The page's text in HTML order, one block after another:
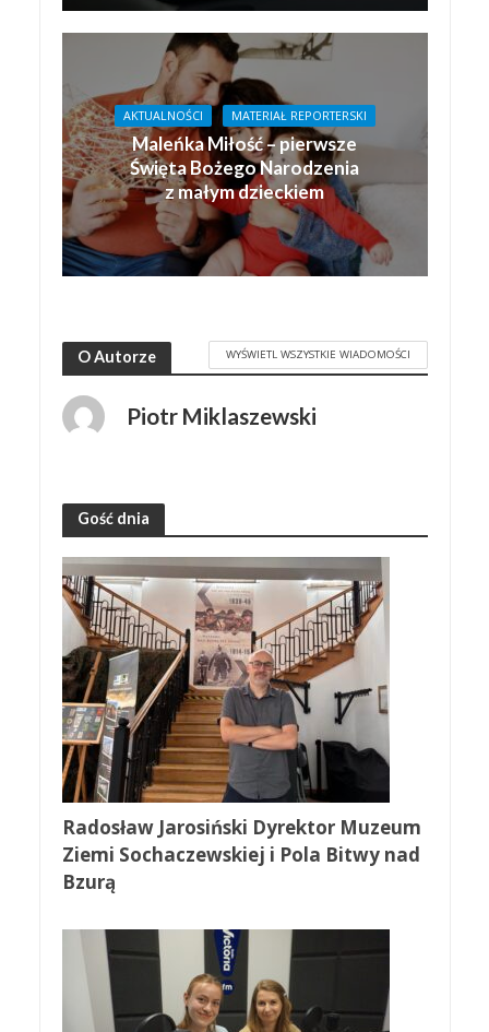
AKTUALNOŚCI MATERIAŁ REPORTERSKI
Maleńka Miłość – pierwsze
Święta Bożego Narodzenia
z małym dzieckiem
O Autorze WYŚWIETL WSZYSTKIE WIADOMOŚCI
Piotr Miklaszewski
Gość dnia
Radosław Jarosiński Dyrektor Muzeum
Ziemi Sochaczewskiej i Pola Bitwy nad
Bzurą